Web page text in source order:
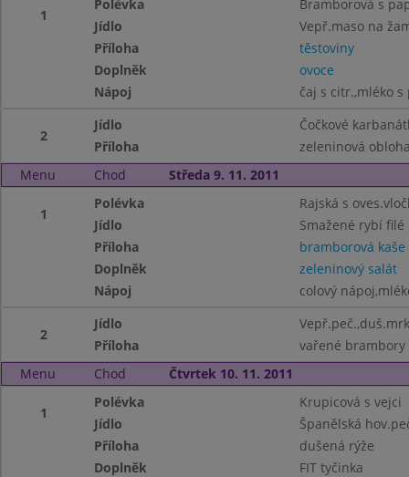
1
Polévka
Bramborová s
Jídlo
Vepř.maso na
Příloha
těstoviny
Doplněk
ovoce
Nápoj
čaj s citr.,mléko
2
Jídlo
Čočkové
Příloha
zeleninová
Menu
Chod Středa 9. 11. 2011
1
Polévka
Rajská s
Jídlo
Smažené rybí filé
Příloha
bramborová kaše
Doplněk
zeleninový salát
Nápoj
colový
2
Jídlo
Příloha
vařené brambory
Menu
Chod Čtvrtek 10. 11. 2011
1
Polévka
Krupicová s vejci
Jídlo
Španělská
Příloha
dušená rýže
Doplněk
FIT tyčinka